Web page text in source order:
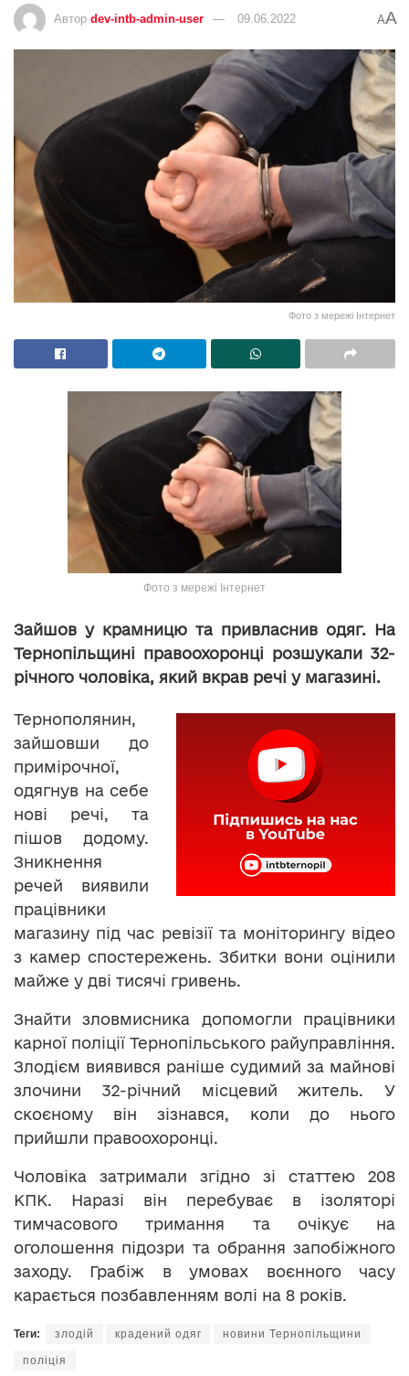
Автор dev-intb-admin-user 09.06.2022 AA
Фото з мережі Інтернет
Фото з мережі Інтернет
Зайшов у крамницю та привласнив одяг. На
Тернопільщині правоохоронці розшукали 32-
річного чоловіка, який вкрав речі у магазині.
Тернополянин,
зайшовши до
примірочної,
одягнув на себе
нові речі, та
пішов додому.
Зникнення
речей виявили
працівники
магазину під час ревізії та моніторингу відео
з камер спостережень. Збитки вони оцінили
майже у дві тисячі гривень.
Знайти зловмисника допомогли працівники
карної поліції Тернопільського райуправління.
Злодієм виявився раніше судимий за майнові
злочини 32-річний місцевий житель. У
скоєному він зізнався, коли до нього
прийшли правоохоронці.
Чоловіка затримали згідно зі статтею 208
КПК. Наразі він перебуває в ізоляторі
тимчасового тримання та очікує на
оголошення підозри та обрання запобіжного
заходу. Грабіж в умовах воєнного часу
карається позбавленням волі на 8 років.
Теги: злодій крадений одяг новини Тернопільщини
поліція